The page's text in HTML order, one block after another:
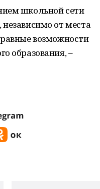
школьной сети
от места
возможности
образования, –